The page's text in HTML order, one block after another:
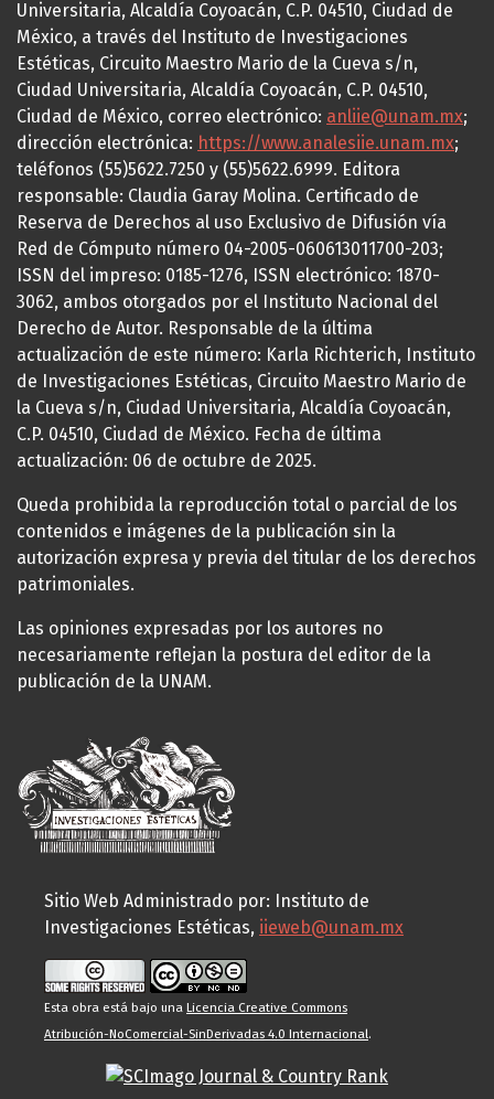
Universitaria, Alcaldía Coyoacán, C.P. 04510, Ciudad de
México, a través del Instituto de Investigaciones
Estéticas, Circuito Maestro Mario de la Cueva s/n,
Ciudad Universitaria, Alcaldía Coyoacán, C.P. 04510,
Ciudad de México, correo electrónico: anliie@unam.mx;
dirección electrónica: https://www.analesiie.unam.mx;
teléfonos (55)5622.7250 y (55)5622.6999. Editora
responsable: Claudia Garay Molina. Certificado de
Reserva de Derechos al uso Exclusivo de Difusión vía
Red de Cómputo número 04-2005-060613011700-203;
ISSN del impreso: 0185-1276, ISSN electrónico: 1870-
3062, ambos otorgados por el Instituto Nacional del
Derecho de Autor. Responsable de la última
actualización de este número: Karla Richterich, Instituto
de Investigaciones Estéticas, Circuito Maestro Mario de
la Cueva s/n, Ciudad Universitaria, Alcaldía Coyoacán,
C.P. 04510, Ciudad de México. Fecha de última
actualización: 06 de octubre de 2025.
Queda prohibida la reproducción total o parcial de los
contenidos e imágenes de la publicación sin la
autorización expresa y previa del titular de los derechos
patrimoniales.
Las opiniones expresadas por los autores no
necesariamente reflejan la postura del editor de la
publicación de la UNAM.
Sitio Web Administrado por: Instituto de
Investigaciones Estéticas, iieweb@unam.mx
Esta obra está bajo una Licencia Creative Commons
Atribución-NoComercial-SinDerivadas 4.0 Internacional.